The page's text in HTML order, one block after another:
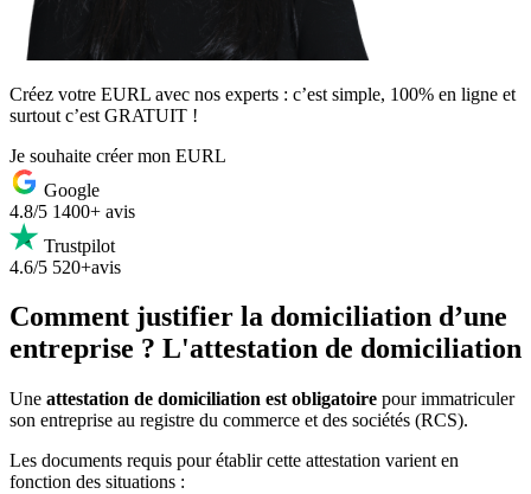
Créez votre EURL avec nos experts : c’est simple, 100% en ligne et
surtout c’est GRATUIT !
Je souhaite créer mon EURL
Google
4.8/5 1400+ avis
Trustpilot
4.6/5 520+avis
Comment justifier la domiciliation d’une
entreprise ? L'attestation de domiciliation
Une attestation de domiciliation est obligatoire pour immatriculer
son entreprise au registre du commerce et des sociétés (RCS).
Les documents requis pour établir cette attestation varient en
fonction des situations :